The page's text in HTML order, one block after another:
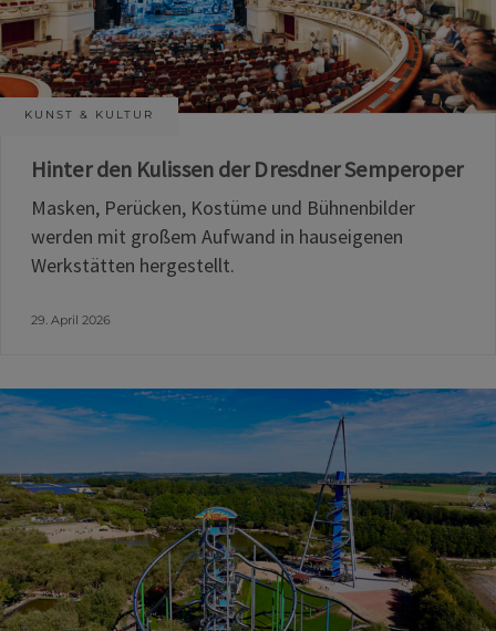
KUNST & KULTUR
Hinter den Kulissen der Dresdner Semperoper
Masken, Perücken, Kostüme und Bühnenbilder
werden mit großem Aufwand in hauseigenen
Werkstätten hergestellt.
29. April 2026